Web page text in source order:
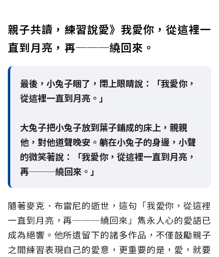
親子共讀，練習說愛》我愛你，從這裡一
直到月亮，再───繞回來。
最後，小兔子睏了，閉上眼睛說：「我愛你，
從這裡一直到月亮。」
大兔子把小兔子放到葉子鋪成的床上，親親
他，對他道聲晚安。躺在小兔子的身邊，小聲
的微笑著說：「我愛你，從這裡一直到月亮，
再───繞回來。」
隨著麥克．布雷尼的逝世，這句「我愛你，從這裡
一直到月亮，再───繞回來」雋永人心的愛語已
成為絕響。他所遺留下的諸多作品，不僅鼓勵親子
之間練習表現自己的愛意，更重要的是，愛，就要